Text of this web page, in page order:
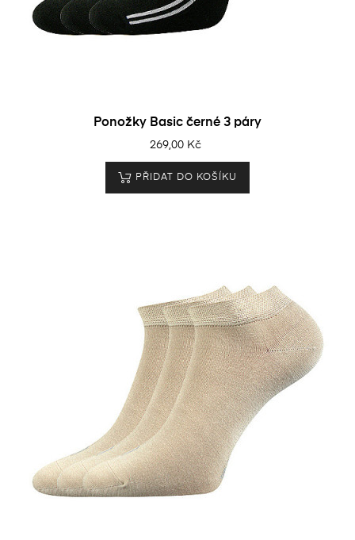
Ponožky Basic černé 3 páry
269,00 Kč
PŘIDAT DO KOŠÍKU